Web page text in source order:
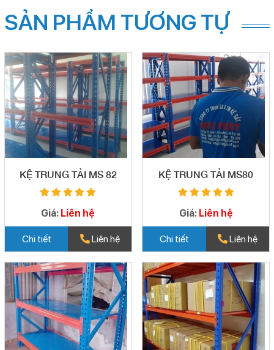
SẢN PHẨM TƯƠNG TỰ
KỆ TRUNG TẢI MS 82
Giá: Liên hệ
Chi tiết Liên hệ
KỆ TRUNG TẢI MS80
Giá: Liên hệ
Chi tiết Liên hệ